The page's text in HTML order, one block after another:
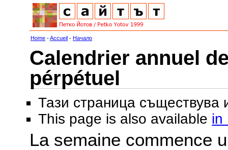
Home -Accueil - Начало
Calendrier annuel
pérpétuel
Тази страница съществува
This page is also available in
La semaine commence